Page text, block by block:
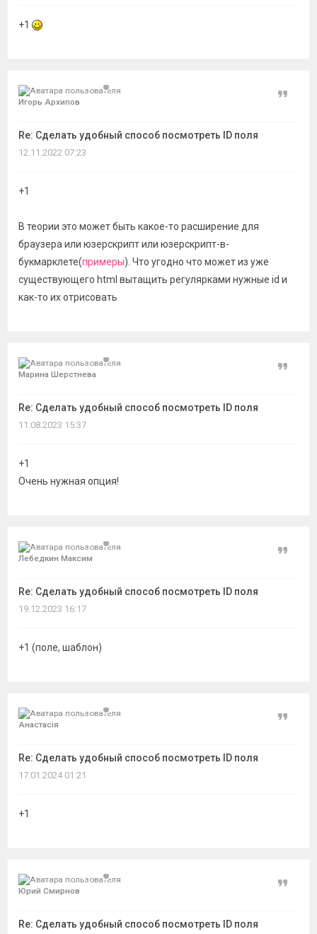
+1
Игорь Архипов
Re: Сделать удобный способ посмотреть ID поля
Цитата
12.11.2022 07:23
+1
В теории это может быть какое-то расширение для
браузера или юзерскрипт или юзерскрипт-в-
букмарклете(примеры). Что угодно что может из уже
существующего html вытащить регулярками нужные id и
как-то их отрисовать
Марина Шерстнева
Re: Сделать удобный способ посмотреть ID поля
Цитата
11.08.2023 15:37
+1
Очень нужная опция!
Лебедкин Максим
Re: Сделать удобный способ посмотреть ID поля
Цитата
19.12.2023 16:17
+1 (поле, шаблон)
Анастасія
Re: Сделать удобный способ посмотреть ID поля
Цитата
17.01.2024 01:21
+1
Юрий Смирнов
Re: Сделать удобный способ посмотреть ID поля
Цитата